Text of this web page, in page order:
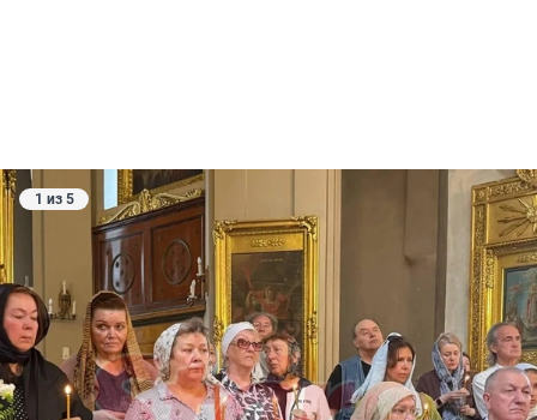
1 из 5